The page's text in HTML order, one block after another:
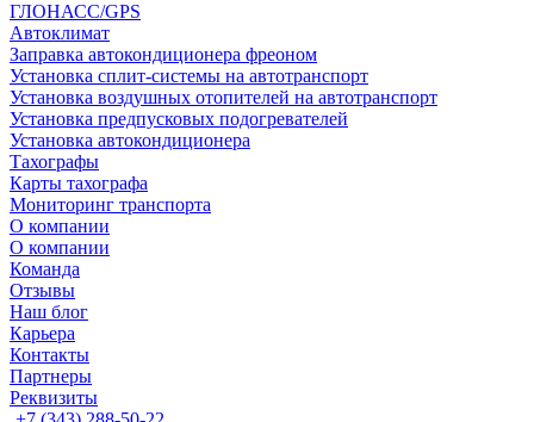
ГЛОНАСС/GPS
Автоклимат
Заправка автокондиционера фреоном
Установка сплит-системы на автотранспорт
Установка воздушных отопителей на автотранспорт
Установка предпусковых подогревателей
Установка автокондиционера
Тахографы
Карты тахографа
Мониторинг транспорта
О компании
О компании
Команда
Отзывы
Наш блог
Карьера
Контакты
Партнеры
Реквизиты